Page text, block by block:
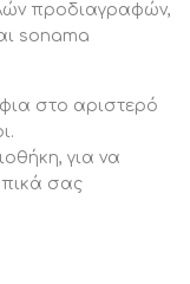
προδιαγραφών,
sonama
στο αριστερό
για να
σας